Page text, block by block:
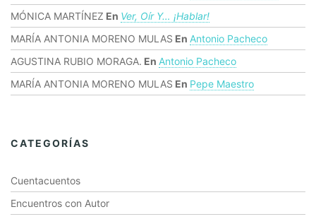
MÓNICA MARTÍNEZ En Ver, Oír Y… ¡hablar!
MARÍA ANTONIA MORENO MULAS En Antonio Pacheco
AGUSTINA RUBIO MORAGA. En Antonio Pacheco
MARÍA ANTONIA MORENO MULAS En Pepe Maestro
CATEGORÍAS
Cuentacuentos
Encuentros con Autor